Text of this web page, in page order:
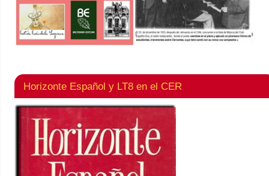
Horizonte Español y LT8 en el CER